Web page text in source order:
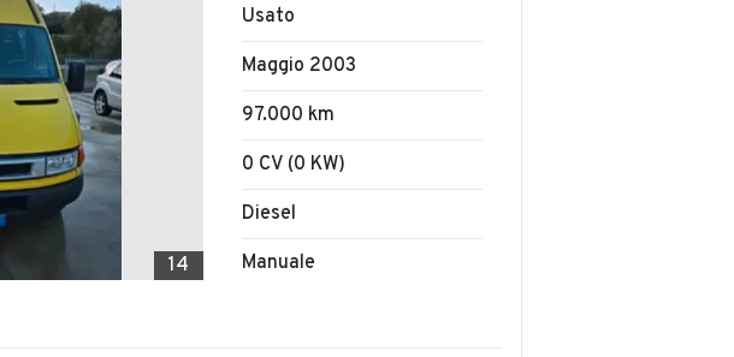
14
Usato
Maggio 2003
97.000 km
0 CV (0 KW)
Diesel
Manuale